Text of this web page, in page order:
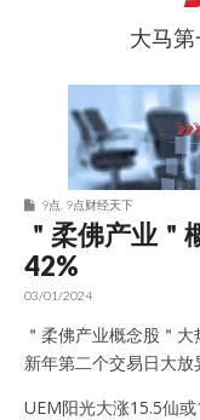
9点股
大马
9点 9点财经天下
＂柔佛产业＂
42%
03/01/2024
＂柔佛产业概念股＂
新年第二个交易日大放
UEM阳光大涨15.5仙